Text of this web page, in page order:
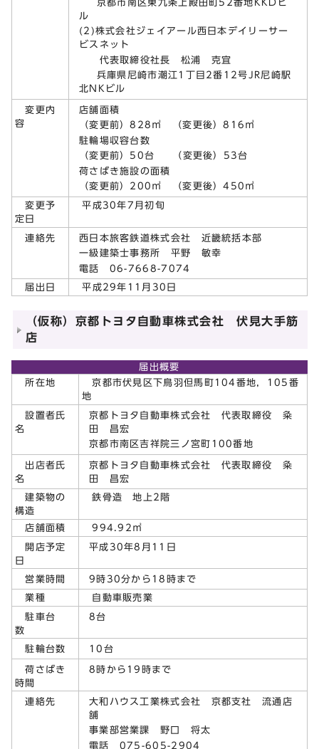
京都市南区東九条上殿田町52番地KKDビ
ル
(2)株式会社ジェイアール西日本デイリーサー
ビスネット
代表取締役社長 松浦 克宜
兵庫県尼崎市潮江1丁目2番12号JR尼崎駅
北NKビル
変更内
容
店舗面積
（変更前）828㎡ （変更後）816㎡
駐輪場収容台数
（変更前）50台 （変更後）53台
荷さばき施設の面積
（変更前）200㎡ （変更後）450㎡
変更予
定日
平成30年7月初旬
連絡先
西日本旅客鉄道株式会社 近畿統括本部
一級建築士事務所 平野 敏幸
電話 06-7668-7074
届出日 平成29年11月30日
（仮称）京都トヨタ自動車株式会社 伏見大手筋
店
届出概要
所在地
京都市伏見区下鳥羽但馬町104番地，105番
地
設置者氏
名
京都トヨタ自動車株式会社 代表取締役 粂
田 昌宏
京都市南区吉祥院三ノ宮町100番地
出店者氏
名
京都トヨタ自動車株式会社 代表取締役 粂
田 昌宏
建築物の
構造
鉄骨造 地上2階
店舗面積 994.92㎡
開店予定
日
平成30年8月11日
営業時間 9時30分から18時まで
業種 自動車販売業
駐車台
数
8台
駐輪台数 10台
荷さばき
時間
8時から19時まで
連絡先
大和ハウス工業株式会社 京都支社 流通店
舗
事業部営業課 野口 将太
電話 075-605-2904